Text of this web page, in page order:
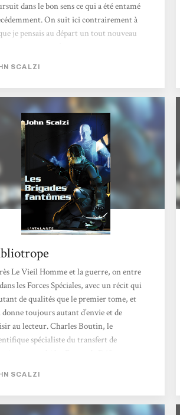
dans le bon sens ce qui a été entamé
On suit ici contrairement à
je pensais au départ un tout nouveau
d’aliens prêts à en découdre. Le
est que ces 3 races n’ont
aucune raison de se mettre
raison ? Un traître parmi les
: un scientifique se faisant passer...
SCALZI
Le Vieil Homme et la guerre, on entre
les Forces Spéciales, avec un récit qui
de qualités que le premier tome, et
toujours autant d’envie et de
au lecteur. Charles Boutin, le
spécialiste du transfert de
Eneshans pour exterminer la race
Les Forces Spéciales, surnommées
SCALZI